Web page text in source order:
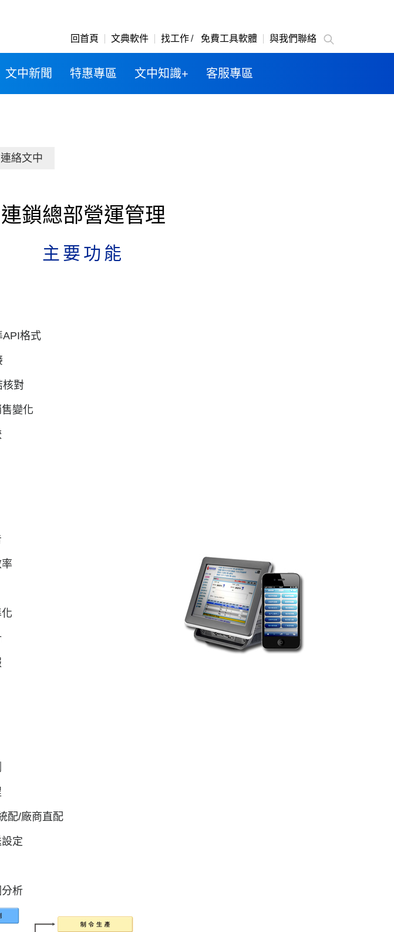
回首頁 文典軟件 找工作 免費工具軟體 與我們聯絡
文中新聞 特惠專區 文中知識+ 客服專區
連絡文中
連鎖總部營運管理
主要功能
API格式
核對
變化
配/廠商直配
定
析